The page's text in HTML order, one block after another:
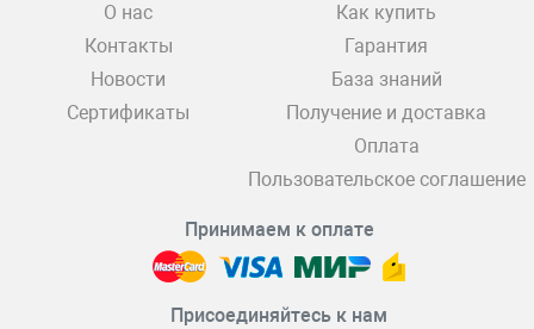
О нас
Контакты
Новости
Сертификаты
Как купить
Гарантия
База знаний
Получение и доставка
Оплата
Пользовательское соглашение
Принимаем к оплате
Присоединяйтесь к нам